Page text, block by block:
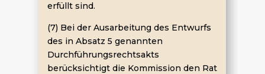
erfüllt sind.
(7) Bei der Ausarbeitung des Entwurfs
des in Absatz 5 genannten
Durchführungsrechtsakts
berücksichtigt die Kommission den Rat